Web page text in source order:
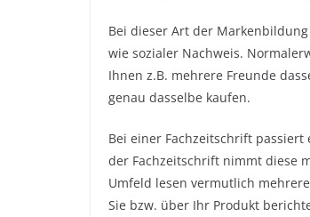
Bei dieser Art der
wie sozialer Nachweis.
Ihnen z.B. mehrere Freunde
genau dasselbe kaufen.
Bei einer Fachzeitschrift
der Fachzeitschrift nimmt diese
Umfeld lesen vermutlich
Sie bzw. über Ihr Produkt